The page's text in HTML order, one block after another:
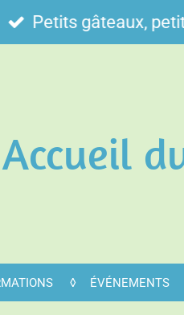
Petits gâteaux,
Accueil
ÉVÉNEMENTS